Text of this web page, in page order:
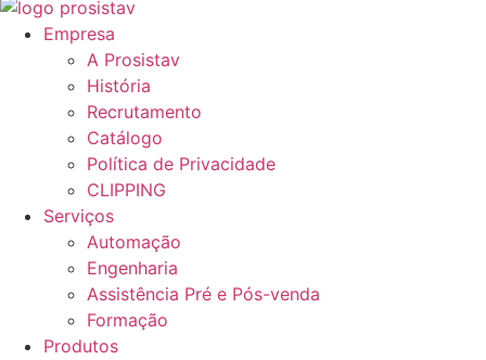
Empresa
A Prosistav
História
Recrutamento
Catálogo
Política de Privacidade
CLIPPING
Serviços
Automação
Engenharia
Assistência Pré e Pós-venda
Formação
Produtos